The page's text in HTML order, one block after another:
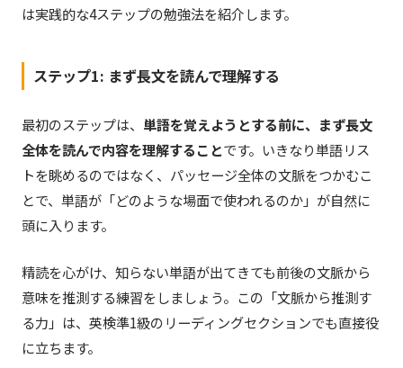
は実践的な4ステップの勉強法を紹介します。
ステップ1: まず長文を読んで理解する
最初のステップは、 単語を覚えようとする前に、まず長文
全体を読んで内容を理解することです。いきなり単語リス
トを眺めるのではなく、パッセージ全体の文脈をつかむこ
とで、単語が「どのような場面で使われるのか」が自然に
頭に入ります。
精読を心がけ、知らない単語が出てきても前後の文脈から
意味を推測する練習をしましょう。この「文脈から推測す
る力」は、英検準1級のリーディングセクションでも直接役
に立ちます。